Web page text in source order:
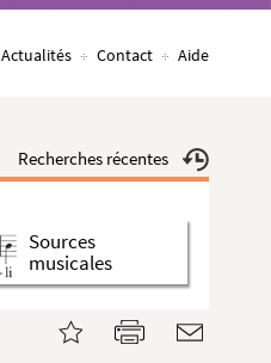
Actualités Contact Aide
Recherches récentes
Sources
musicales